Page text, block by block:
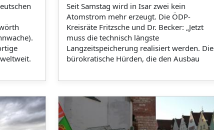
Seit Samstag wird in Isar zwei kein
Atomstrom mehr erzeugt. Die ÖDP-
Kreisräte Fritzsche und Dr. Becker: „Jetzt
muss die technisch längste
Langzeitspeicherung realisiert werden. Die
bürokratische Hürden, die den Ausbau